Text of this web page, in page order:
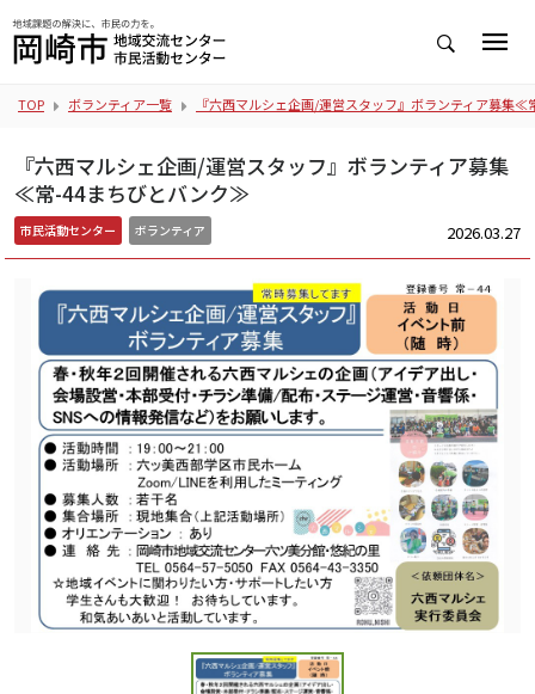
TOP ボランティア一覧 『六西マルシェ企画/運営スタッフ』ボランティア募集
『六西マルシェ企画/運営スタッフ』ボランティア募集
≪常-44まちびとバンク≫
市民活動センター ボランティア 2026.03.27